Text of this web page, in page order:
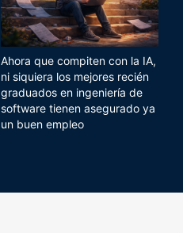
Ahora que compiten con la IA,
ni siquiera los mejores recién
graduados en ingeniería de
software tienen asegurado ya
un buen empleo